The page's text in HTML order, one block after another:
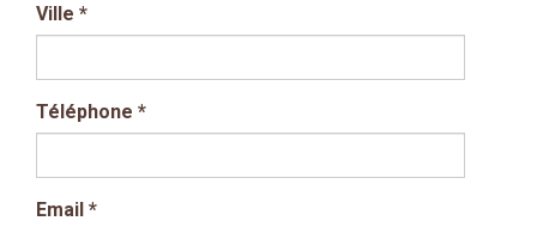
Ville *
Téléphone *
Email *